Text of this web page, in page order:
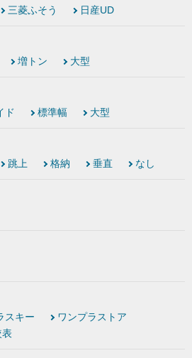
三菱ふそう 日産UD
増トン 大型
ド 標準幅 大型
跳上 格納 垂直 なし
スキー
ワンプラストア